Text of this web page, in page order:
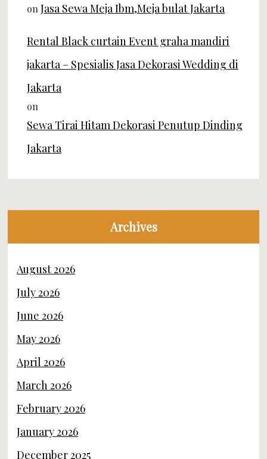
on Jasa Sewa Meja Ibm,Meja bulat Jakarta
Rental Black curtain Event graha mandiri
jakarta – Spesialis Jasa Dekorasi Wedding di
Jakarta
on
Sewa Tirai Hitam Dekorasi Penutup Dinding
Jakarta
Archives
August 2026
July 2026
June 2026
May 2026
April 2026
March 2026
February 2026
January 2026
December 2025